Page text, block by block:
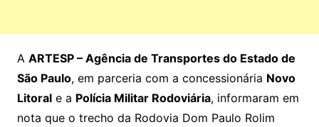
A ARTESP – Agência de Transportes do Estado de
São Paulo, em parceria com a concessionária Novo
Litorale a Polícia Militar Rodoviária, informaram em
nota que o trecho da Rodovia Dom Paulo Rolim